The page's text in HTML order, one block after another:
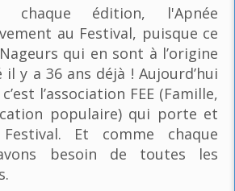
chaque édition, l'Apnée
au Festival, puisque ce
qui en sont à l’origine
y a 36 ans déjà ! Aujourd’hui
l’association FEE (Famille,
populaire) qui porte et
Et comme chaque
besoin de toutes les